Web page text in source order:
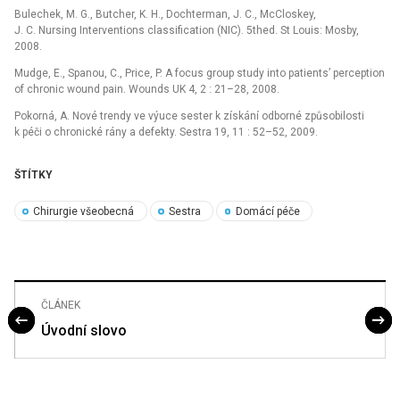
Bulechek, M. G., Butcher, K. H., Dochterman, J. C., McCloskey,
J. C. Nursing Interventions classification (NIC). 5thed. St Louis: Mosby,
2008.
Mudge, E., Spanou, C., Price, P. A focus group study into patients’ perception
of chronic wound pain. Wounds UK 4, 2 : 21–28, 2008.
Pokorná, A. Nové trendy ve výuce sester k získání odborné způsobilosti
k péči o chronické rány a defekty. Sestra 19, 11 : 52–52, 2009.
ŠTÍTKY
Chirurgie všeobecná Sestra Domácí péče
ČLÁNEK
Úvodní slovo